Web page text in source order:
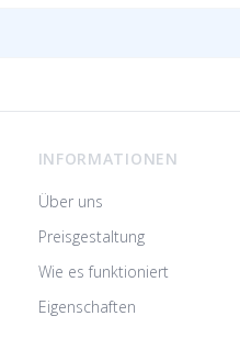
INFORMATIONEN
Über uns
Preisgestaltung
Wie es funktioniert
Eigenschaften